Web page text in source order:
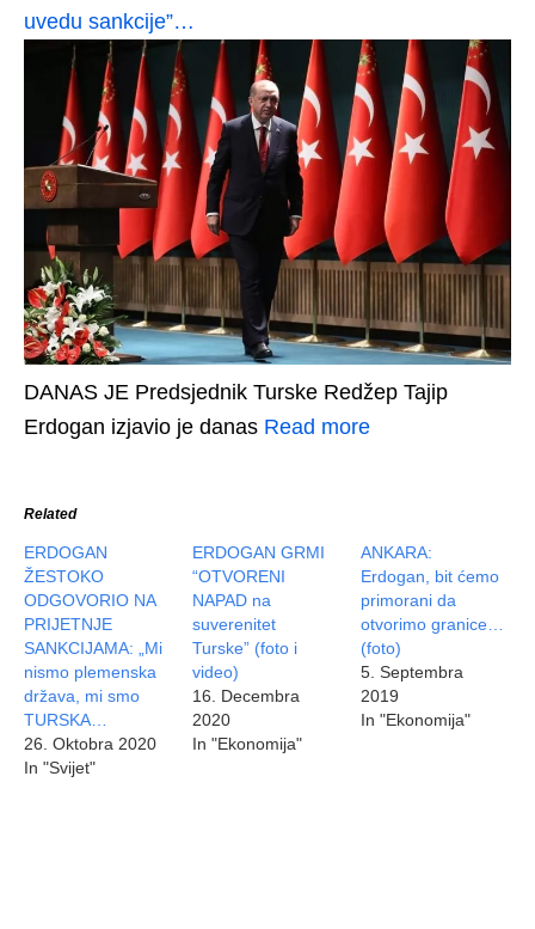
uvedu sankcije”…
DANAS JE Predsjednik Turske Redžep Tajip
Erdogan izjavio je danas Read more
Related
ERDOGAN
ŽESTOKO
ODGOVORIO NA
PRIJETNJE
SANKCIJAMA: „Mi
nismo plemenska
država, mi smo
TURSKA…
26. Oktobra 2020
In "Svijet"
ERDOGAN GRMI
“OTVORENI
NAPAD na
suverenitet
Turske” (foto i
video)
16. Decembra
2020
In "Ekonomija"
ANKARA:
Erdogan, bit ćemo
primorani da
otvorimo granice…
(foto)
5. Septembra
2019
In "Ekonomija"